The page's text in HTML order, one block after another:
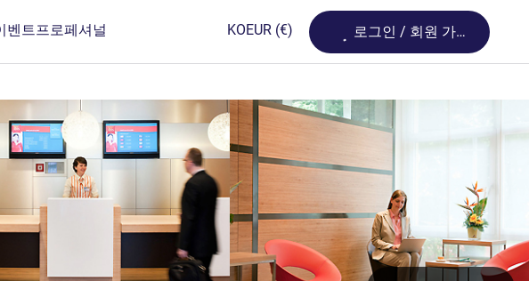
벤트 프로페셔널 KOEUR (€) Loading...
로그인 / 회원 가입